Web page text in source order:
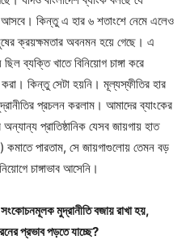
আসবে। কিন্তু এ হার ৬ শতাংশে নেমে এলেও
ক্রয়ক্ষমতার অবনমন হয়ে গেছে। এ
ব্যক্তি খাতে বিনিয়োগ চাঙ্গা করে
কিন্তু সেটা হয়নি। মূল্যস্ফীতির হার
প্রচলন করলাম। আমাদের ব্যাংকের
প্রাতিষ্ঠানিক যেসব জায়গায় হাত
পারতাম, সে জায়গাগুলোয় তেমন বড়
চাঙ্গাভাব আসেনি।
সংকোচনমূলক মুদ্রানীতি বজায় রাখা হয়,
প্রভাব পড়তে যাচ্ছে?